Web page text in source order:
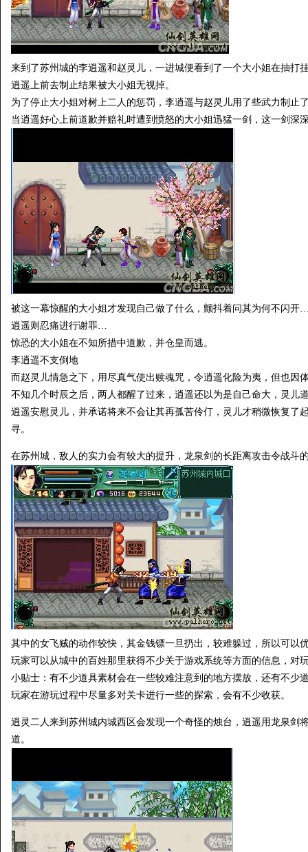
来到了苏州城的李逍遥和赵灵儿，一进城便看到了一个大小姐在抽打
逍遥上前去制止结果被大小姐无视掉。
为了停止大小姐对树上二人的惩罚，李逍遥与赵灵儿用了些武力制止
当逍遥好心上前道歉并赔礼时遭到愤怒的大小姐迅猛一剑，这一剑深
被这一幕惊醒的大小姐才发现自己做了什么，颤抖着问其为何不闪开
逍遥则忍痛进行谢罪…
惊恐的大小姐在不知所措中道歉，并仓皇而逃。
李逍遥不支倒地
而赵灵儿情急之下，用尽真气使出赎魂咒，令逍遥化险为夷，但也因
不知几个时辰之后，两人都醒了过来，逍遥还以为是自己命大，灵儿
逍遥安慰灵儿，并承诺将来不会让其再孤苦伶仃，灵儿才稍微恢复了
寻。
在苏州城，敌人的实力会有较大的提升，龙泉剑的长距离攻击令战斗
其中的女飞贼的动作较快，其金钱镖一旦扔出，较难躲过，所以可以
玩家可以从城中的百姓那里获得不少关于游戏系统等方面的信息，对
小贴士：有不少道具素材会在一些较难注意到的地方摆放，还有不少
玩家在游玩过程中尽量多对关卡进行一些的探索，会有不少收获。
逍灵二人来到苏州城内城西区会发现一个奇怪的烛台，逍遥用龙泉剑
道。